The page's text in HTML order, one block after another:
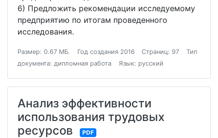
6) Предложить рекомендации исследуемому
предприятию по итогам проведенного
исследования.
Размер: 0.67 МБ. Год создания 2016 Страниц: 97
Тип
документа: дипломная работа
Язык: русский
Анализ эффективности
использования трудовых
ресурсов
PDF